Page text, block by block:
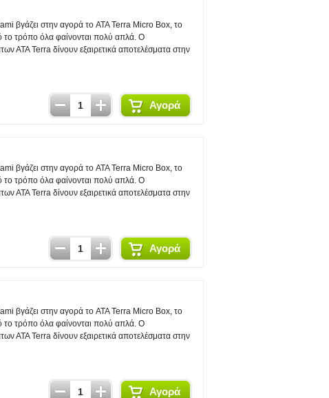
βγάζει στην αγορά το ATA Terra Micro Box, το
το τρόπο όλα φαίνονται πολύ απλά. Ο
ΑΤΑ Terra δίνουν εξαιρετικά αποτελέσματα στην
Αγορά
βγάζει στην αγορά το ATA Terra Micro Box, το
το τρόπο όλα φαίνονται πολύ απλά. Ο
ΑΤΑ Terra δίνουν εξαιρετικά αποτελέσματα στην
Αγορά
βγάζει στην αγορά το ATA Terra Micro Box, το
το τρόπο όλα φαίνονται πολύ απλά. Ο
ΑΤΑ Terra δίνουν εξαιρετικά αποτελέσματα στην
Αγορά